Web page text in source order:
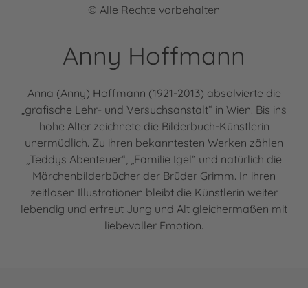
© Alle Rechte vorbehalten
Anny Hoffmann
Anna (Anny) Hoffmann (1921-2013) absolvierte die
„grafische Lehr- und Versuchsanstalt“ in Wien. Bis ins
hohe Alter zeichnete die Bilderbuch-Künstlerin
unermüdlich. Zu ihren bekanntesten Werken zählen
„Teddys Abenteuer“, „Familie Igel“ und natürlich die
Märchenbilderbücher der Brüder Grimm. In ihren
zeitlosen Illustrationen bleibt die Künstlerin weiter
lebendig und erfreut Jung und Alt gleichermaßen mit
liebevoller Emotion.